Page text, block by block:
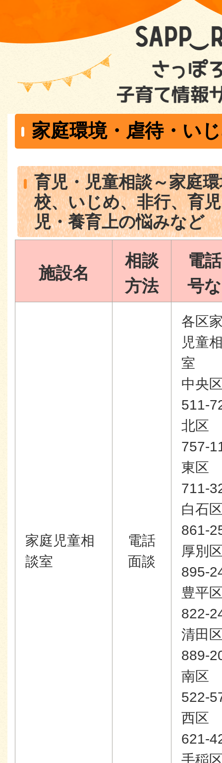
家庭環境・虐待・い
育児・児童相談～家庭
校、いじめ、非行、育
児・養育上の悩みなど
施設名
相談
方法
電
号
家庭児童相
談室
電話
面談
各区
児童
室
中央
511-
北区
757-
東区
711-
白石
861-
厚別
895-
豊平
822-
清田
889-
南区
522-
西区
621-
手稲